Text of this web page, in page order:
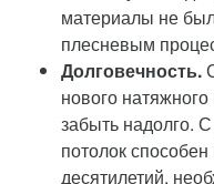
материалы не
плесневым
Долговечность.
нового
забыть надолго.
потолок
десятилетий,